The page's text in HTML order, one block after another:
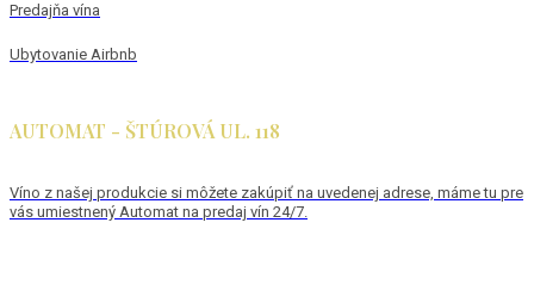
Predajňa vína
Ubytovanie Airbnb
AUTOMAT - ŠTÚROVÁ UL. 118
Víno z našej produkcie si môžete zakúpiť na uvedenej adrese, máme tu pre
vás umiestnený Automat na predaj vín 24/7.